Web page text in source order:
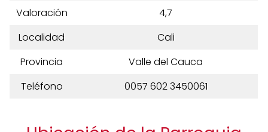
Valoración
4,7
Localidad
Cali
Provincia
Valle del Cauca
Teléfono
0057 602 3450061